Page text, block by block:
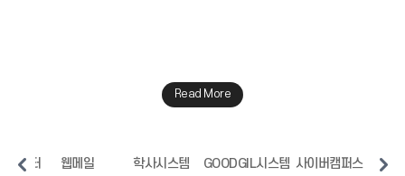
Read More
원센터 웹메일 학사시스템 GOODGIL시스템 사이버캠퍼스 중